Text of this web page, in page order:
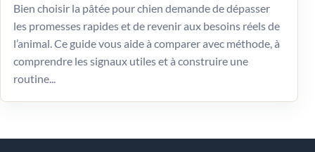
Bien choisir la pâtée pour chien demande de dépasser
les promesses rapides et de revenir aux besoins réels de
l’animal. Ce guide vous aide à comparer avec méthode, à
comprendre les signaux utiles et à construire une
routine...